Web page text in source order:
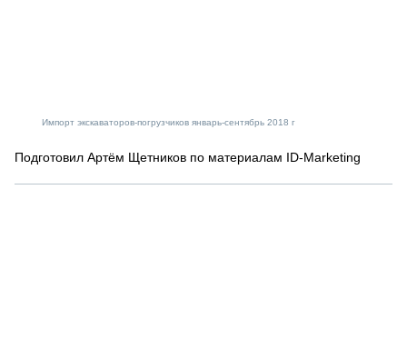
Импорт экскаваторов-погрузчиков январь-сентябрь 2018 г
Подготовил Артём Щетников по материалам ID-Marketing